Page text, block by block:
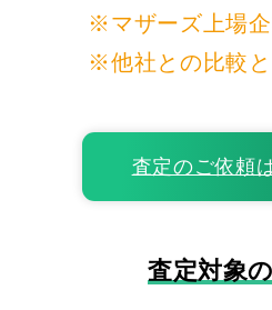
※マザーズ上場
※他社との比較
査定のご依頼
査定対象